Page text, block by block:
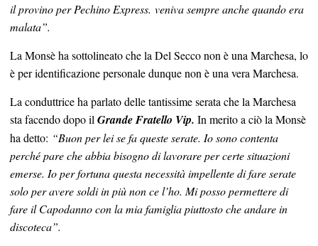
il provino per Pechino Express. veniva sempre anche quando era
malata”.
La Monsè ha sottolineato che la Del Secco non è una Marchesa, lo
è per identificazione personale dunque non è una vera Marchesa.
La conduttrice ha parlato delle tantissime serata che la Marchesa
sta facendo dopo ilGrande Fratello Vip. In merito a ciò la Monsè
ha detto: “Buon per lei se fa queste serate. Io sono contenta
perché pare che abbia bisogno di lavorare per certe situazioni
emerse. Io per fortuna questa necessità impellente di fare serate
solo per avere soldi in più non ce l’ho. Mi posso permettere di
fare il Capodanno con la mia famiglia piuttosto che andare in
discoteca”.